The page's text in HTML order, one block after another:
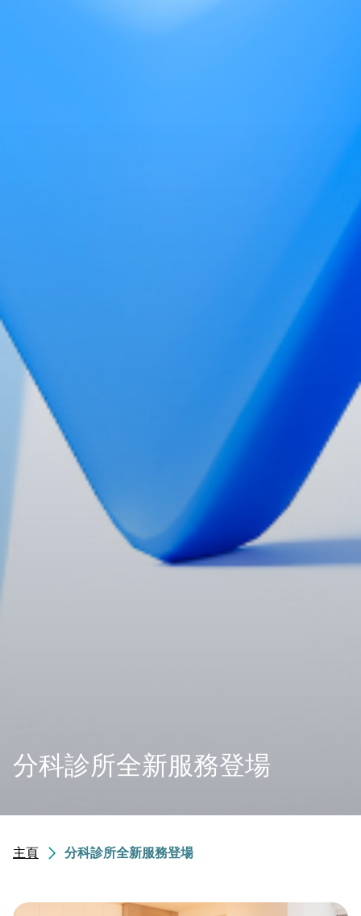
分科診所全新服務登場
主頁 分科診所全新服務登場